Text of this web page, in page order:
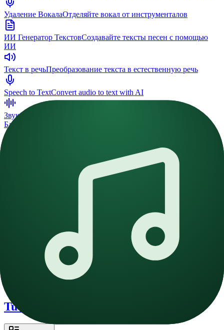
Удаление ВокалаОтделяйте вокал от инструменталов
ИИ Генератор ТекстовСоздавайте тексты песен с помощью
ИИ
Текст в речьПреобразование текста в естественную речь
Speech to TextConvert audio to text with AI
Звуковой эффект
Блог
Последние новости и обновления об
AI-генерации музыки
Tutorial